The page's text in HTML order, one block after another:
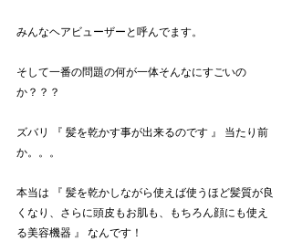
みんなヘアビューザーと呼んでます。
そして一番の問題の何が一体そんなにすごいの
か？？？
ズバリ 『 髪を乾かす事が出来るのです 』 当たり前
か。。。
本当は 『 髪を乾かしながら使えば使うほど髪質が良
くなり、さらに頭皮もお肌も、もちろん顔にも使え
る美容機器 』 なんです！